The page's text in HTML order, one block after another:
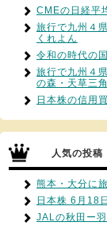
CMEの日経平
旅行で九州４
くれよん
令和の時代の
旅行で九州４
の森・天草三角
日本株の信用
人気の投稿
熊本・大分に
日本株 6月18
JALの秋田ー